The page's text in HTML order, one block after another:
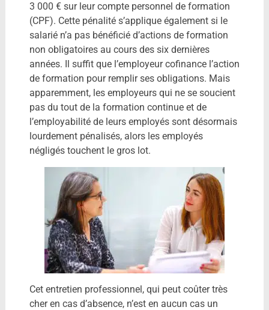
3 000 € sur leur compte personnel de formation
(CPF). Cette pénalité s’applique également si le
salarié n’a pas bénéficié d’actions de formation
non obligatoires au cours des six dernières
années. Il suffit que l’employeur cofinance l’action
de formation pour remplir ses obligations. Mais
apparemment, les employeurs qui ne se soucient
pas du tout de la formation continue et de
l’employabilité de leurs employés sont désormais
lourdement pénalisés, alors les employés
négligés touchent le gros lot.
Cet entretien professionnel, qui peut coûter très
cher en cas d’absence, n’est en aucun cas un